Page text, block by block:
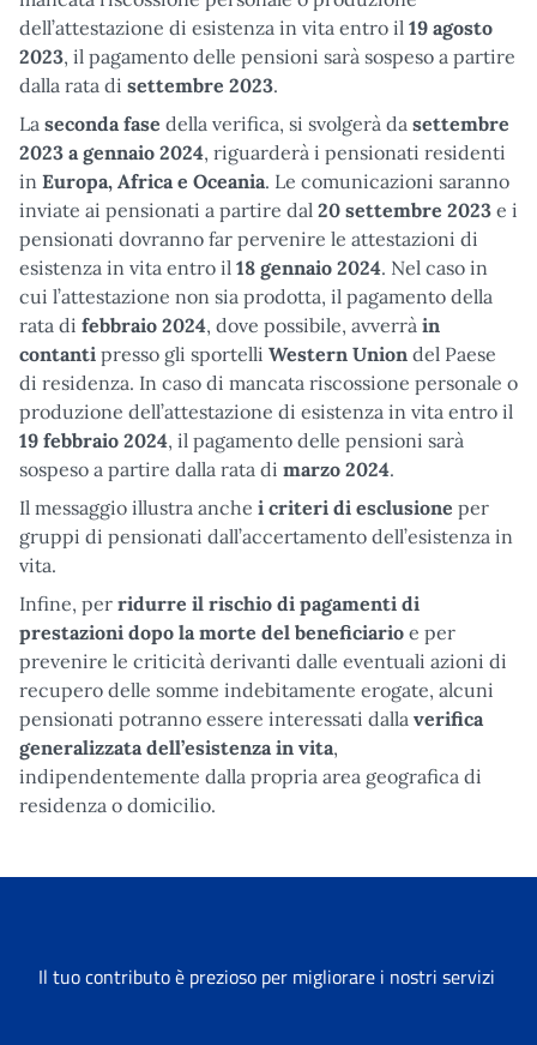
dell’attestazione di esistenza in vita entro il 19 agosto
2023, il pagamento delle pensioni sarà sospeso a partire
dalla rata di settembre 2023.
La seconda fase della verifica, si svolgerà da settembre
2023 a gennaio 2024, riguarderà i pensionati residenti
in Europa, Africa e Oceania. Le comunicazioni saranno
inviate ai pensionati a partire dal 20 settembre 2023 e i
pensionati dovranno far pervenire le attestazioni di
esistenza in vita entro il 18 gennaio 2024. Nel caso in
cui l’attestazione non sia prodotta, il pagamento della
rata di febbraio 2024, dove possibile, avverrà in
contanti presso gli sportelli Western Union del Paese
di residenza. In caso di mancata riscossione personale o
produzione dell’attestazione di esistenza in vita entro il
19 febbraio 2024, il pagamento delle pensioni sarà
sospeso a partire dalla rata di marzo 2024.
Il messaggio illustra anche i criteri di esclusione per
gruppi di pensionati dall’accertamento dell’esistenza in
vita.
Infine, per ridurre il rischio di pagamenti di
prestazioni dopo la morte del beneficiario e per
prevenire le criticità derivanti dalle eventuali azioni di
recupero delle somme indebitamente erogate, alcuni
pensionati potranno essere interessati dalla verifica
generalizzata dell’esistenza in vita,
indipendentemente dalla propria area geografica di
residenza o domicilio.
Il tuo contributo è prezioso per migliorare i nostri servizi